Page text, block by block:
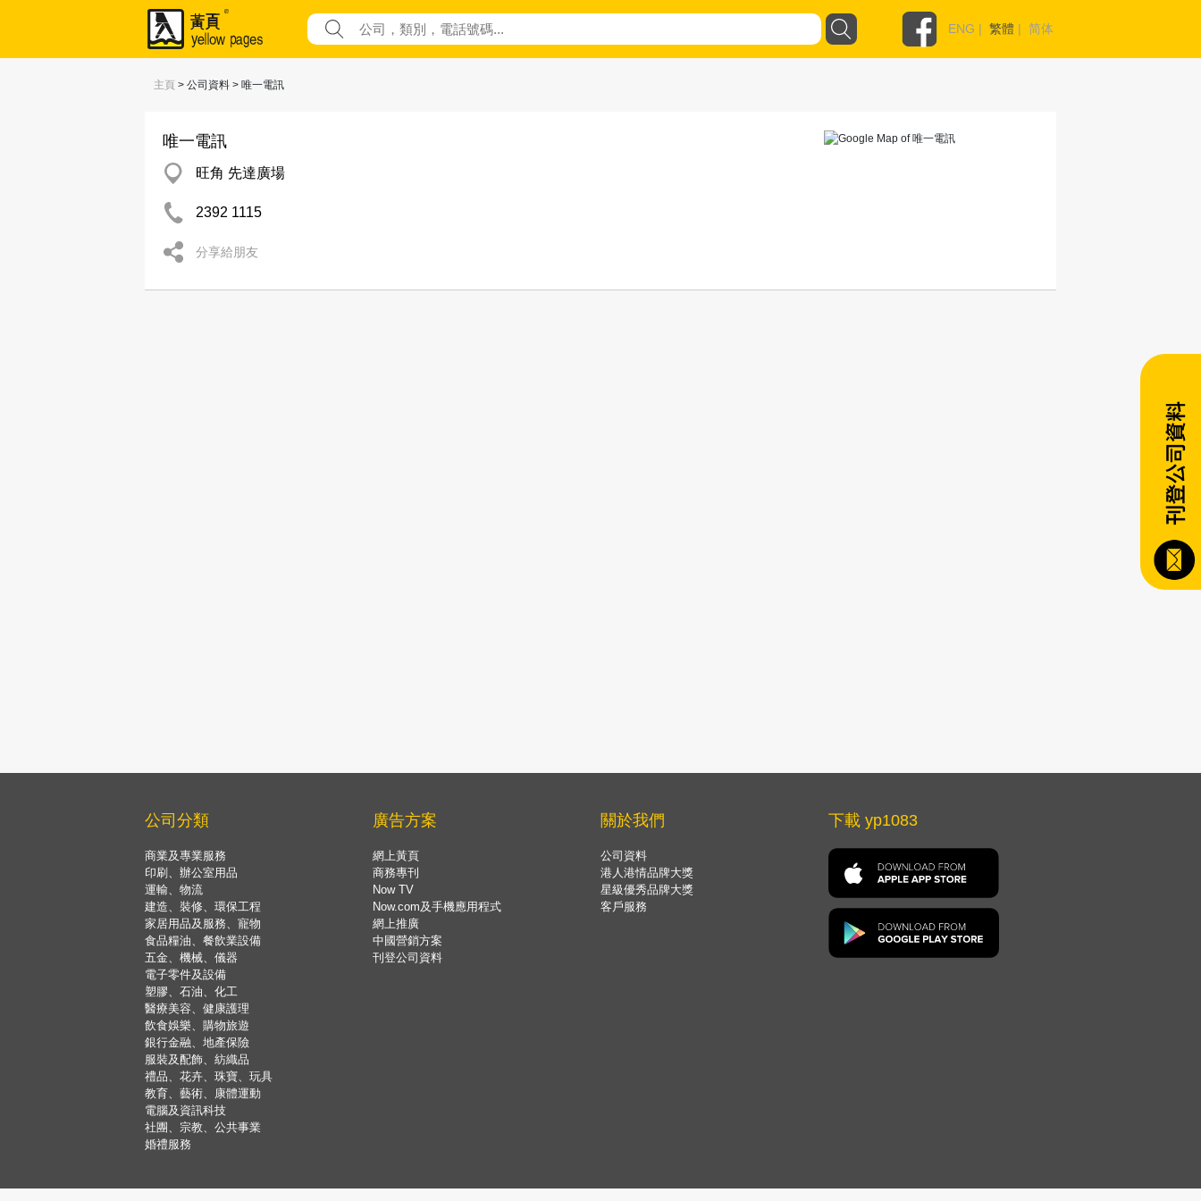
ENG | 繁體 | 简体
主頁 > 公司資料 > 唯一電訊
唯一電訊
旺角 先達廣場
2392 1115
分享給朋友
公司分類
商業及專業服務
印刷、辦公室用品
運輸、物流
建造、裝修、環保工程
家居用品及服務、寵物
食品糧油、餐飲業設備
五金、機械、儀器
電子零件及設備
塑膠、石油、化工
醫療美容、健康護理
飲食娛樂、購物旅遊
銀行金融、地產保險
服裝及配飾、紡織品
禮品、花卉、珠寶、玩具
教育、藝術、康體運動
電腦及資訊科技
社團、宗教、公共事業
婚禮服務
廣告方案
網上黃頁
商務專刊
Now TV
Now.com及手機應用程式
網上推廣
中國營銷方案
刊登公司資料
關於我們
公司資料
港人港情品牌大獎
星級優秀品牌大獎
客戶服務
下載 yp1083